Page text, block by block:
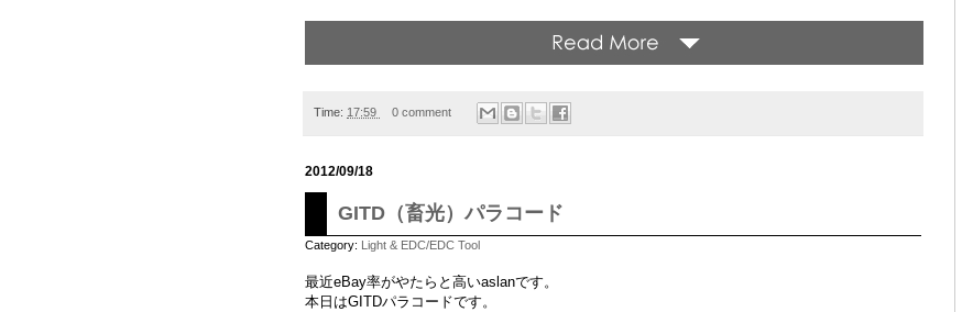
Time: 17:59 0 comment
2012/09/18
GITD（畜光）パラコード
Category: Light & EDC/EDC Tool
最近eBay率がやたらと高いaslanです。
本日はGITDパラコードです。